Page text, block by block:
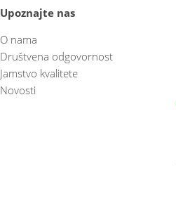
Upoznajte nas
O nama
Društvena odgovornost
Jamstvo kvalitete
Novosti